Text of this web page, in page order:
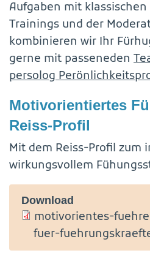
Aufgaben mit
Trainings und der
kombinieren wir Ihr
gerne mit passeneden
persolog
Motivorientiertes
Reiss-Profil
Mit dem Reiss-Profil zum
wirkungsvollem
Download
motivorientes-
fuer-